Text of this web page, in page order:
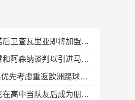
莫雷托：巴列卡诺后卫查瓦里亚即将加盟切尔西，很快就会官方宣布
记者：加拉塔萨雷和阿森纳谈判以引进马丁内利，球员合同明夏到期
ESPN：法比尼奥优先考虑重返欧洲踢球，而不是回到祖国巴西
扎威：我和布朗尼在高中当队友后成为朋友 很兴奋能再次并肩作战